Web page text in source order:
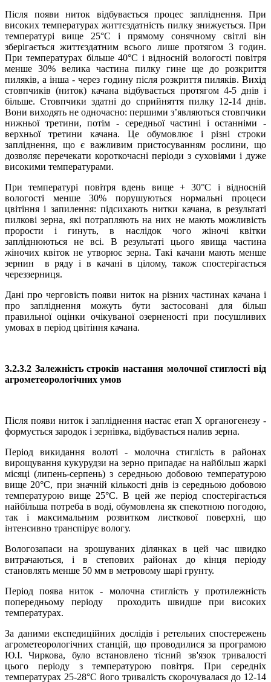
Після появи ниток відбувається процес запліднення. При
високих температурах життєздатність пилку знижується. При
температурі вище 25°С і прямому сонячному світлі він
зберігається життєздатним всього лише протягом 3 годин.
При температурах більше 40°С і відносній вологості повітря
менше 30% велика частина пилку гине ще до розкриття
пиляків, а інша - через годину після розкриття пиляків. Вихід
стовпчиків (ниток) качана відбувається протягом 4-5 днів і
більше. Стовпчики здатні до сприйняття пилку 12-14 днів.
Вони виходять не одночасно: першими з’являються стовпчики
нижньої третини, потім - середньої частині і останніми -
верхньої третини качана. Це обумовлює і різні строки
запліднення, що є важливим пристосуванням рослини, що
дозволяє перечекати короткочасні періоди з суховіями і дуже
високими температурами.
При температурі повітря вдень вище + 30°С і відносній
вологості менше 30% порушуються нормальні процеси
цвітіння і запилення: підсихають нитки качана, в результаті
пилкові зерна, які потрапляють на них не мають можливість
прорости і гинуть, в наслідок чого жіночі квітки
запліднюються не всі. В результаті цього явища частина
жіночих квіток не утворює зерна. Такі качани мають менше
зернин в ряду і в качані в цілому, також спостерігається
череззерниця.
Дані про черговість появи ниток на різних частинах качана і
про запліднення можуть бути застосовані для більш
правильної оцінки очікуваної озерненості при посушливих
умовах в період цвітіння качана.
3.2.3.2 Залежність строків настання молочної стиглості від
агрометеорологічних умов
Після появи ниток і запліднення настає етап X органогенезу -
формується зародок і зернівка, відбувається налив зерна.
Період викидання волоті - молочна стиглість в районах
вирощування кукурудзи на зерно припадає на найбільш жаркі
місяці (липень-серпень) з середньою добовою температурою
вище 20°С, при значній кількості днів із середньою добовою
температурою вище 25°С. В цей же період спостерігається
найбільша потреба в воді, обумовлена ​​як спекотною погодою,
так і максимальним розвитком листкової поверхні, що
інтенсивно транспірує вологу.
Вологозапаси на зрошуваних ділянках в цей час швидко
витрачаються, і в степових районах до кінця періоду
становлять менше 50 мм в метровому шарі грунту.
Період поява ниток - молочна стиглість у протилежність
попередньому періоду проходить швидше при високих
температурах.
За даними експедиційних дослідів і ретельних спостережень
агрометеорологічних станцій, що проводилися за програмою
Ю.І. Чиркова, було встановлено тісний зв'язок тривалості
цього періоду з температурою повітря. При середніх
температурах 25-28°С його тривалість скорочувалася до 12-14